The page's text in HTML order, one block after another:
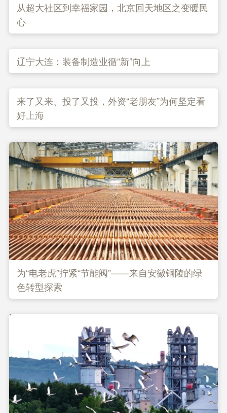
从超大社区到幸福家园，北京回天地区之变暖民
心
辽宁大连：装备制造业循“新”向上
来了又来、投了又投，外资“老朋友”为何坚定看
好上海
为“电老虎”拧紧“节能阀”——来自安徽铜陵的绿
色转型探索